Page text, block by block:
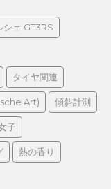
シェ GT3RS
タイヤ関連
Art) 傾斜計測
子
熱の香り